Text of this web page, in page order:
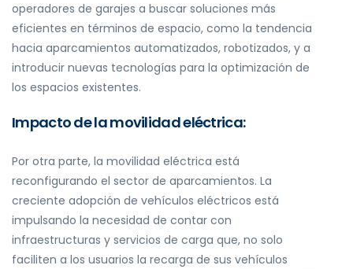
operadores de garajes a buscar soluciones más
eficientes en términos de espacio, como la tendencia
hacia aparcamientos automatizados, robotizados, y a
introducir nuevas tecnologías para la optimización de
los espacios existentes.
Impacto de la movilidad eléctrica:
Por otra parte, la movilidad eléctrica está
reconfigurando el sector de aparcamientos. La
creciente adopción de vehículos eléctricos está
impulsando la necesidad de contar con
infraestructuras y servicios de carga que, no solo
faciliten a los usuarios la recarga de sus vehículos